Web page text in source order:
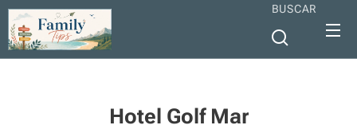
BUSCAR
Hotel Golf Mar